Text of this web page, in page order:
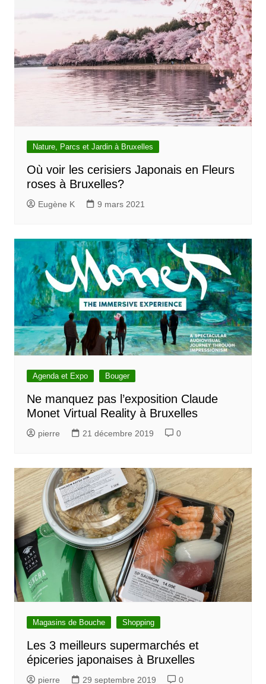
Nature, Parcs et Jardin à Bruxelles
Où voir les cerisiers Japonais en Fleurs
roses à Bruxelles?
Eugène K 9 mars 2021
Agenda et Expo Bouger
Ne manquez pas l’exposition Claude
Monet Virtual Reality à Bruxelles
pierre 21 décembre 2019 0
Magasins de Bouche Shopping
Les 3 meilleurs supermarchés et
épiceries japonaises à Bruxelles
pierre 29 septembre 2019 0